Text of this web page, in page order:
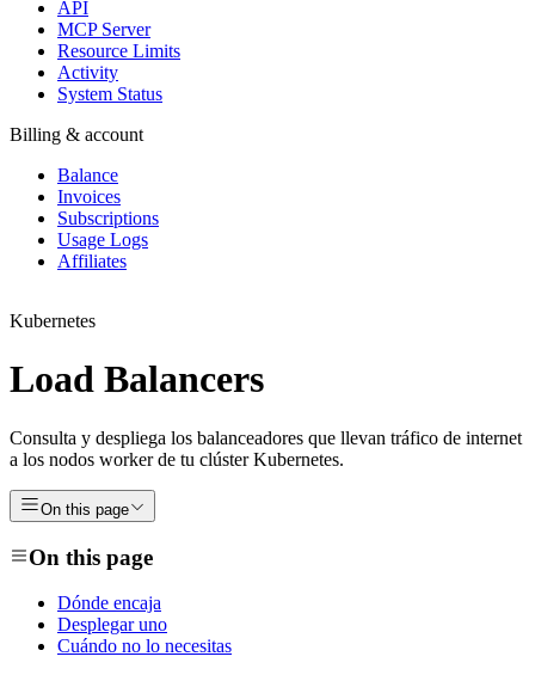
API
MCP Server
Resource Limits
Activity
System Status
Billing & account
Balance
Invoices
Subscriptions
Usage Logs
Affiliates
Kubernetes
Load Balancers
Consulta y despliega los balanceadores que llevan tráfico de internet
a los nodos worker de tu clúster Kubernetes.
On this page
On this page
Dónde encaja
Desplegar uno
Cuándo no lo necesitas